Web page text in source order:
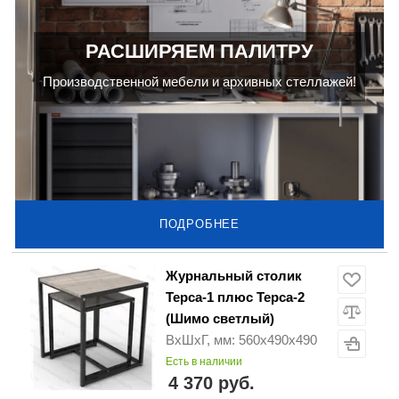
РАСШИРЯЕМ ПАЛИТРУ
Производственной мебели и архивных стеллажей!
ПОДРОБНЕЕ
Журнальный столик
Терса-1 плюс Терса-2
(Шимо светлый)
ВхШхГ, мм: 560х490х490
Есть в наличии
4 370 руб.